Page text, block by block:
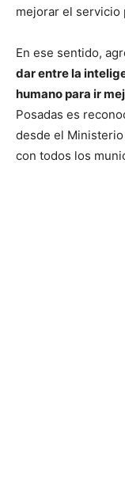
mejorar el servicio
En ese sentido,
dar entre la
humano para ir
Posadas es
desde el
con todos los